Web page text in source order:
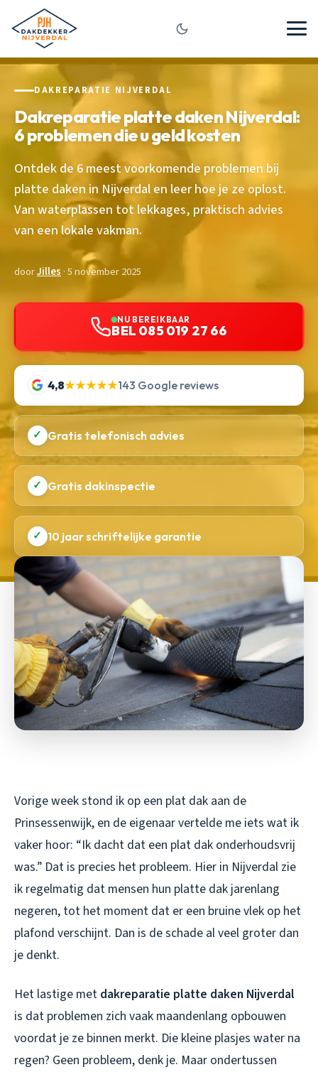
DAKREPARATIE NIJVERDAL
Dakreparatie platte daken Nijverdal:
6 problemen die u geld kosten
Ontdek de 6 meest voorkomende problemen bij
platte daken in Nijverdal en leer hoe je ze oplost.
Van waterplassen tot lekkages, praktisch advies
van een lokale vakman.
doorJilles · 5 november 2025
NU BEREIKBAAR
BEL 085 019 27 66
4,8★★★★★143 Google reviews
✓ Gratis telefonisch advies
✓ Gratis dakinspectie
✓ 10 jaar schriftelijke garantie
Vorige week stond ik op een plat dak aan de
Prinsessenwijk, en de eigenaar vertelde me iets wat ik
vaker hoor: “Ik dacht dat een plat dak onderhoudsvrij
was.” Dat is precies het probleem. Hier in Nijverdal zie
ik regelmatig dat mensen hun platte dak jarenlang
negeren, tot het moment dat er een bruine vlek op het
plafond verschijnt. Dan is de schade al veel groter dan
je denkt.
Het lastige met dakreparatie platte daken Nijverdal
is dat problemen zich vaak maandenlang opbouwen
voordat je ze binnen merkt. Die kleine plasjes water na
regen? Geen probleem, denk je. Maar ondertussen